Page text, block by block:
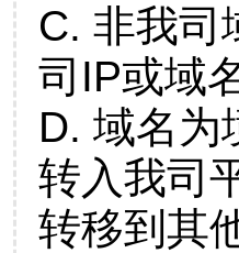
C. 非我司
司IP或域
D. 域名为
转入我司
转移到其